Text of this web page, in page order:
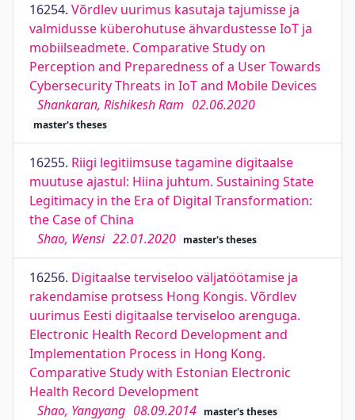
16254. Võrdlev uurimus kasutaja tajumisse ja
valmidusse küberohutuse ähvardustesse IoT ja
mobiilseadmete. Comparative Study on
Perception and Preparedness of a User Towards
Cybersecurity Threats in IoT and Mobile Devices
Shankaran, Rishikesh Ram 02.06.2020
master's theses
16255. Riigi legitiimsuse tagamine digitaalse
muutuse ajastul: Hiina juhtum. Sustaining State
Legitimacy in the Era of Digital Transformation:
the Case of China
Shao, Wensi 22.01.2020 master's theses
16256. Digitaalse terviseloo väljatöötamise ja
rakendamise protsess Hong Kongis. Võrdlev
uurimus Eesti digitaalse terviseloo arenguga.
Electronic Health Record Development and
Implementation Process in Hong Kong.
Comparative Study with Estonian Electronic
Health Record Development
Shao, Yangyang 08.09.2014 master's theses